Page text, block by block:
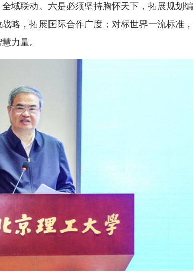
域联动。六是必须坚持胸怀天下，拓展规划编
略，拓展国际合作广度；对标世界一流标准，
力量。